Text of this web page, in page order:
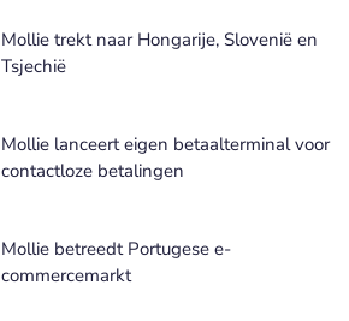
Mollie trekt naar Hongarije, Slovenië en
Tsjechië
Mollie lanceert eigen betaalterminal voor
contactloze betalingen
Mollie betreedt Portugese e-
commercemarkt